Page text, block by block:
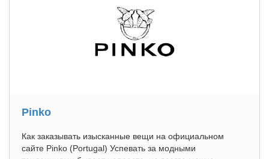
Pinko
Как заказывать изысканные вещи на официальном
сайте Pinko (Portugal) Успевать за модными